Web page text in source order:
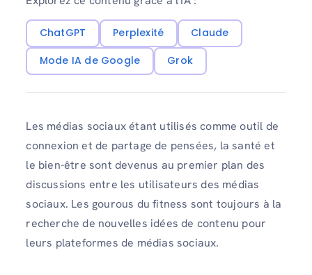
ChatGPT Perplexité
Claude
Mode IA de Google
Grok
Les médias sociaux étant utilisés comme outil de
connexion et de partage de pensées, la santé et
le bien-être sont devenus au premier plan des
discussions entre les utilisateurs des médias
sociaux. Les gourous du fitness sont toujours à la
recherche de nouvelles idées de contenu pour
leurs plateformes de médias sociaux.